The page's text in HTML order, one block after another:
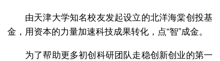
由天津大学知名校友发起设立的北洋海棠创投基
金，用资本的力量加速科技成果转化，点“智”成金。
为了帮助更多初创科研团队走稳创新创业的第一